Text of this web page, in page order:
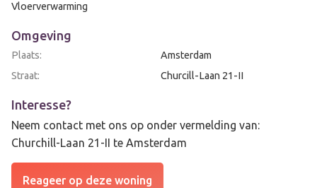
Vloerverwarming
Omgeving
Plaats:
Amsterdam
Straat:
Churcill-Laan 21-II
Interesse?
Neem contact met ons op onder vermelding van:
Churchill-Laan 21-II te Amsterdam
Reageer op deze woning